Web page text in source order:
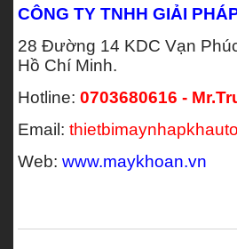
CÔNG TY TNHH GIẢI
28 Đường 14 KDC Vạn
Hồ Chí Minh.
Hotline: 0703680616 -
Email:
Web: www.maykhoan.vn